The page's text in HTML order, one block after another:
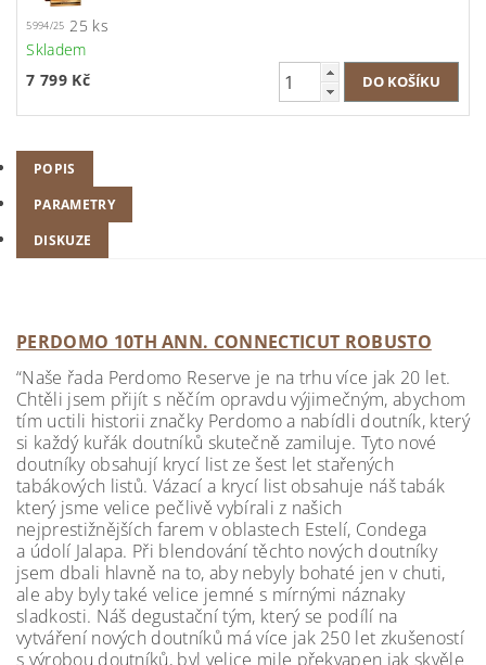
5994/25 25 ks
Skladem
7 799 Kč
POPIS
PARAMETRY
DISKUZE
PERDOMO 10TH ANN. CONNECTICUT ROBUSTO
“Naše řada Perdomo Reserve je na trhu více jak 20 let.
Chtěli jsem přijít s něčím opravdu výjimečným, abychom
tím uctili historii značky Perdomo a nabídli doutník, který
si každý kuřák doutníků skutečně zamiluje. Tyto nové
doutníky obsahují krycí list ze šest let stařených
tabákových listů. Vázací a krycí list obsahuje náš tabák
který jsme velice pečlivě vybírali z našich
nejprestižnějších farem v oblastech Estelí, Condega
a údolí Jalapa. Při blendování těchto nových doutníky
jsem dbali hlavně na to, aby nebyly bohaté jen v chuti,
ale aby byly také velice jemné s mírnými náznaky
sladkosti. Náš degustační tým, který se podílí na
vytváření nových doutníků má více jak 250 let zkušeností
s výrobou doutníků, byl velice mile překvapen jak skvěle